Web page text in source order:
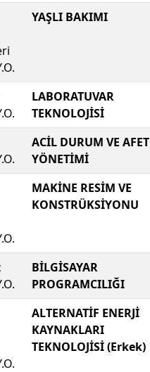
Mayıs Üniversitesi
Teknik Üniversitesi
Korkut Ata Üniversitesi
Üniversitesi
Üniversitesi
Üniversitesi
Üniversitesi
Üniversitesi
Erdoğan Üniversitesi
Üniversitesi
YAŞLI BAKIMI
LABORATUVAR
TEKNOLOJİSİ
ACİL DURUM VE AFET
YÖNETİMİ
MAKİNE RESİM VE
KONSTRÜKSİYONU
BİLGİSAYAR
PROGRAMCILIĞI
ALTERNATİF ENERJİ
KAYNAKLARI
TEKNOLOJİSİ (Erkek)